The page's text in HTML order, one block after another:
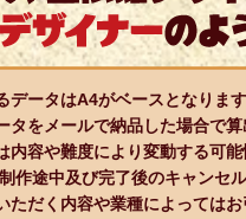
データはA4がベースとなりま
タをメールで納品した場合で
内容や難度により変動する可
途中及び完了後のキャンセ
ただく内容や業種によっては